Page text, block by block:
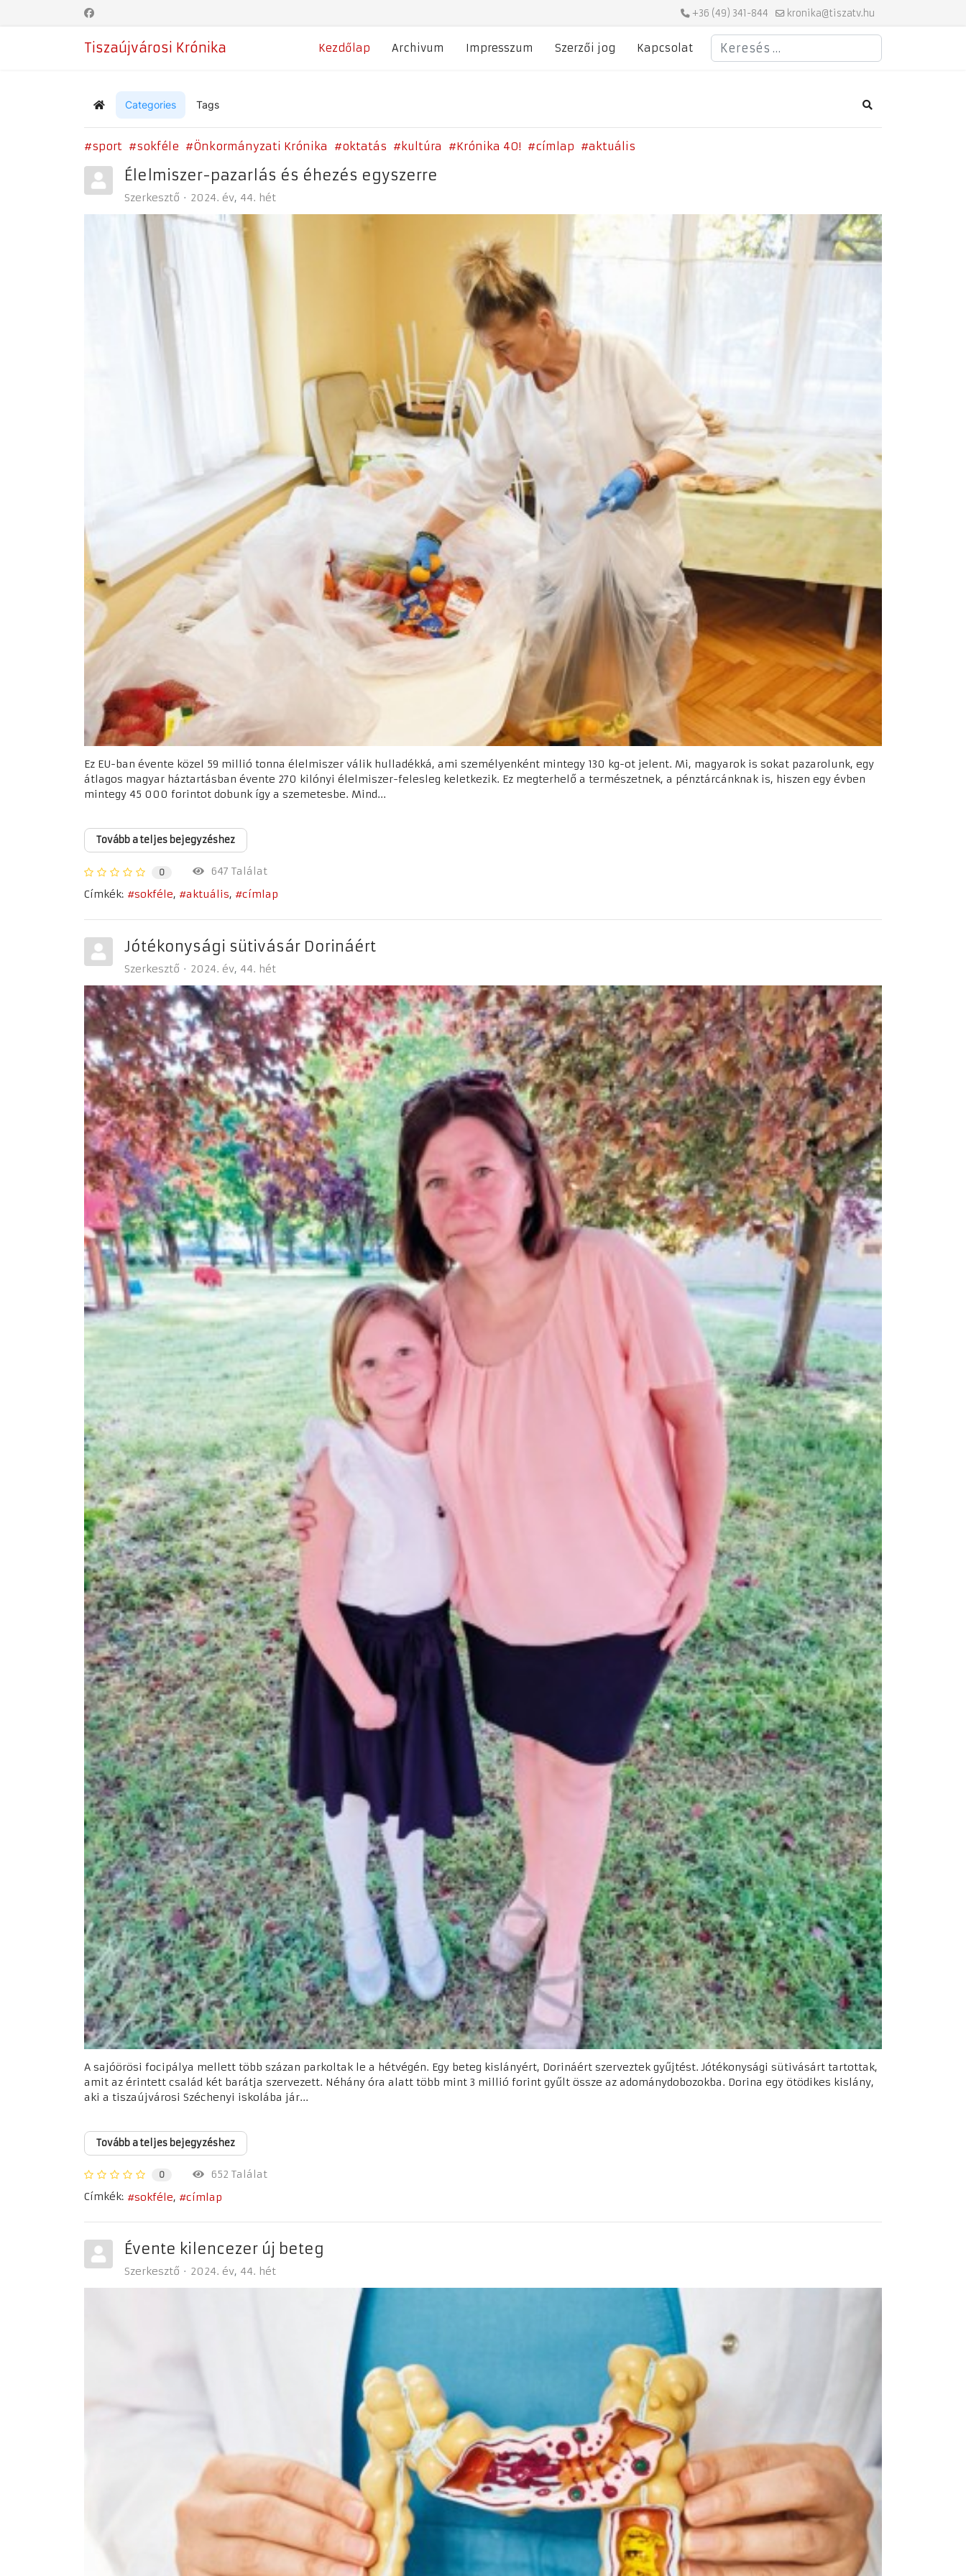
+36 (49) 341-844 kronika@tiszatv.hu
Tiszaújvárosi Krónika Kezdőlap Archivum Impresszum Szerzői jog Kapcsolat
Keresés
Home Categories Tags Search
sport sokféle Önkormányzati Krónika oktatás kultúra Krónika 40! címlap aktuális
Élelmiszer-pazarlás és éhezés egyszerre
Szerkesztő 2024. év 44. hét
Ez EU-ban évente közel 59 millió tonna élelmiszer válik hulladékká, ami személyenként mintegy 130 kg-ot jelent. Mi, magyarok is sokat pazarolunk, egy
átlagos magyar háztartásban évente 270 kilónyi élelmiszer-felesleg keletkezik. Ez megterhelő a természetnek, a pénztárcánknak is, hiszen egy évben
mintegy 45 000 forintot dobunk így a szemetesbe. Mind...
Tovább a teljes bejegyzéshez
0
647 Találat
Címkék:
sokféle aktuális címlap
Jótékonysági sütivásár Dorináért
Szerkesztő 2024. év 44. hét
A sajóörösi focipálya mellett több százan parkoltak le a hétvégén. Egy beteg kislányért, Dorináért szerveztek gyűjtést. Jótékonysági sütivásárt tartottak,
amit az érintett család két barátja szervezett. Néhány óra alatt több mint 3 millió forint gyűlt össze az adománydobozokba. Dorina egy ötödikes kislány,
aki a tiszaújvárosi Széchenyi iskolába jár...
Tovább a teljes bejegyzéshez
0
652 Találat
Címkék:
sokféle címlap
Évente kilencezer új beteg
Szerkesztő 2024. év 44. hét